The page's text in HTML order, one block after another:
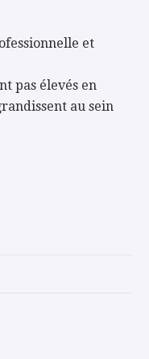
et
pas élevés en
au sein